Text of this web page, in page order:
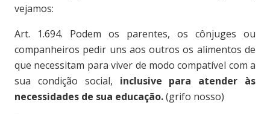
vejamos:
Art. 1.694. Podem os parentes, os cônjuges ou
companheiros pedir uns aos outros os alimentos de
que necessitam para viver de modo compatível com a
sua condição social, inclusive para atender às
necessidades de sua educação.(grifo nosso)